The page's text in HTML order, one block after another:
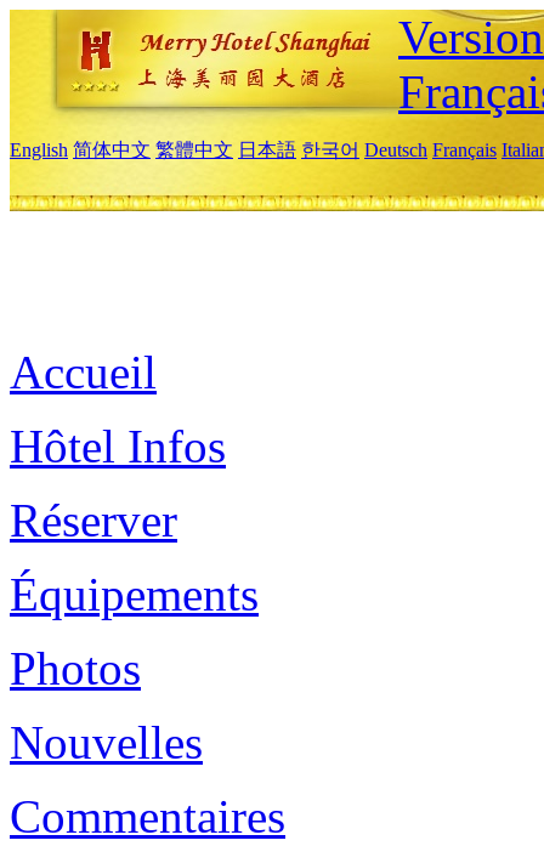
English 简体中文 繁體中文 日本語 한국어 Deutsch Français
Accueil
Hôtel Infos
Réserver
Équipements
Photos
Nouvelles
Commentaires